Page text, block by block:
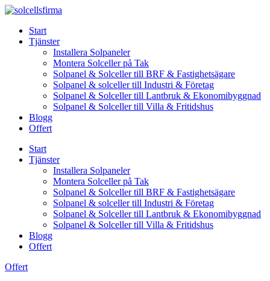
Skip
contentStart
Tjänster
Installera Solpaneler
Montera Solceller på Tak
Solpanel & Solceller till BRF & Fastighetsägare
Solpanel & solceller till Industri & Företag
Solpanel & Solceller till Lantbruk & Ekonomibyggnad
Solpanel & Solceller till Villa & Fritidshus
Blogg
Offert
Start
Tjänster
Installera Solpaneler
Montera Solceller på Tak
Solpanel & Solceller till BRF & Fastighetsägare
Solpanel & solceller till Industri & Företag
Solpanel & Solceller till Lantbruk & Ekonomibyggnad
Solpanel & Solceller till Villa & Fritidshus
Blogg
Offert
Offert